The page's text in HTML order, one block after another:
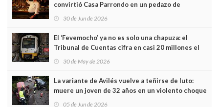
convirtió Casa Parrondo en un pedazo de
Asturias en Madrid
30 de Jun de 2026
El ‘Fevemocho’ ya no es solo una chapuza: el
Tribunal de Cuentas cifra en casi 20 millones el
sobrecoste de los trenes que no cabían por los
30 de May de 2026
La variante de Avilés vuelve a teñirse de luto:
muere un joven de 32 años en un violento choque
frontal
05 de Jun de 2026